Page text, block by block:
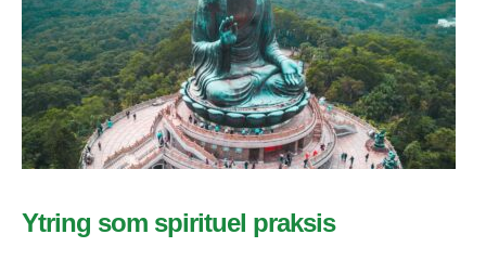
Ytring som spirituel praksis